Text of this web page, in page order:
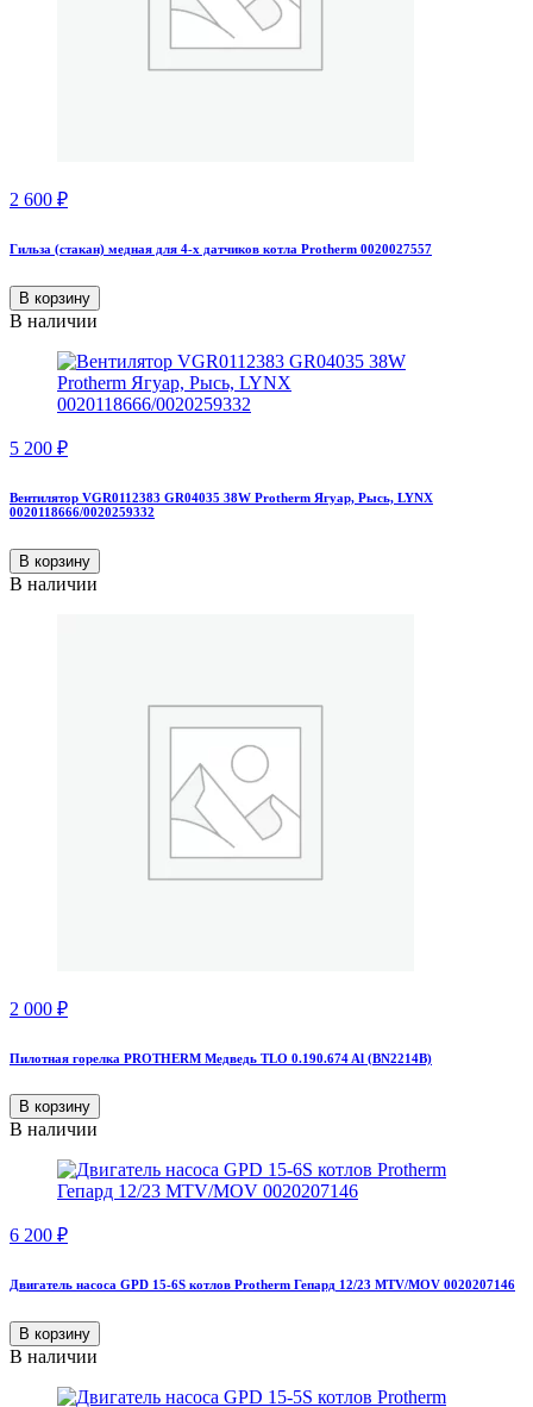
2 600 ₽
Гильза (стакан) медная для 4-х датчиков котла Protherm 0020027557
В корзину
В наличии
5 200 ₽
Вентилятор VGR0112383 GR04035 38W Protherm Ягуар, Рысь, LYNX
0020118666/0020259332
В корзину
В наличии
2 000 ₽
Пилотная горелка PROTHERM Медведь TLO 0.190.674 Al (BN2214B)
В корзину
В наличии
6 200 ₽
Двигатель насоса GPD 15-6S котлов Protherm Гепард 12/23 MTV/MOV 0020207146
В корзину
В наличии